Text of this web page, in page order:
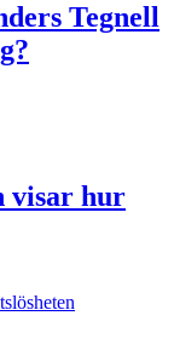
Tegnell
visar hur